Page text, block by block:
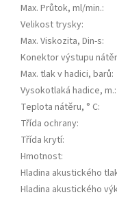
Max. Průtok, ml/min.:
Velikost trysky:
Max. Viskozita, Din-s:
Konektor výstupu
Max. tlak v hadici, barů:
Vysokotlaká hadice, m.:
Teplota nátěru, ° C:
Třída ochrany:
Třída krytí:
Hmotnost:
Hladina akustického
Hladina akustického